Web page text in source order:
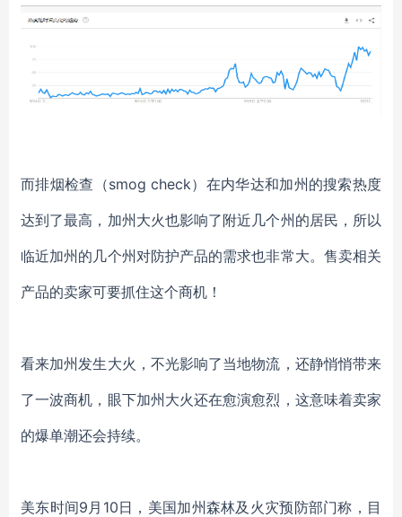
而排烟检查（smog check）在内华达和加州的搜索热度
达到了最高，加州大火也影响了附近几个州的居民，所以
临近加州的几个州对防护产品的需求也非常大。售卖相关
产品的卖家可要抓住这个商机！
看来加州发生大火，不光影响了当地物流，还静悄悄带来
了一波商机，眼下加州大火还在愈演愈烈，这意味着卖家
的爆单潮还会持续。
美东时间9月10日，美国加州森林及火灾预防部门称，目